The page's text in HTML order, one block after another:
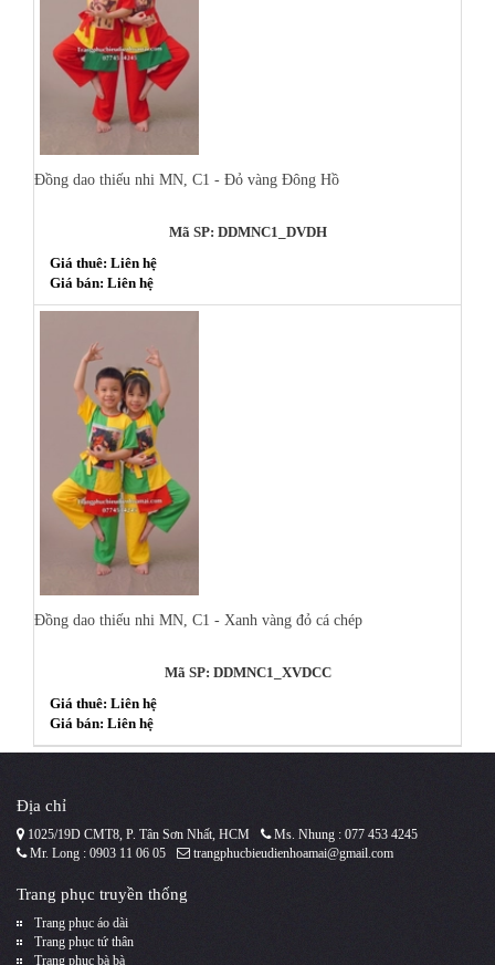
Đồng dao thiếu nhi MN, C1 - Đỏ vàng Đông Hồ
Mã SP: DDMNC1_DVDH
Giá thuê: Liên hệ
Giá bán: Liên hệ
Đồng dao thiếu nhi MN, C1 - Xanh vàng đỏ cá chép
Mã SP: DDMNC1_XVDCC
Giá thuê: Liên hệ
Giá bán: Liên hệ
Địa chỉ
1025/19D CMT8, P. Tân Sơn Nhất, HCM
Ms. Nhung : 077 453 4245
Mr. Long : 0903 11 06 05
trangphucbieudienhoamai@gmail.com
Trang phục truyền thống
Trang phục áo dài
Trang phục tứ thân
Trang phục bà bà